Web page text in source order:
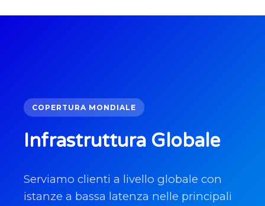
COPERTURA MONDIALE
Infrastruttura Globale
Serviamo clienti a livello globale con
istanze a bassa latenza nelle principali